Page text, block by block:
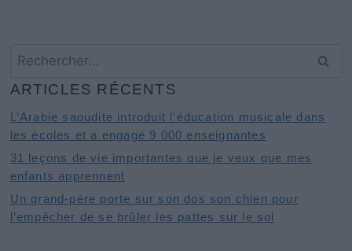
ARTICLES RÉCENTS
L’Arabie saoudite introduit l’éducation musicale dans
les écoles et a engagé 9 000 enseignantes
31 leçons de vie importantes que je veux que mes
enfants apprennent
Un grand-père porte sur son dos son chien pour
l’empêcher de se brûler les pattes sur le sol